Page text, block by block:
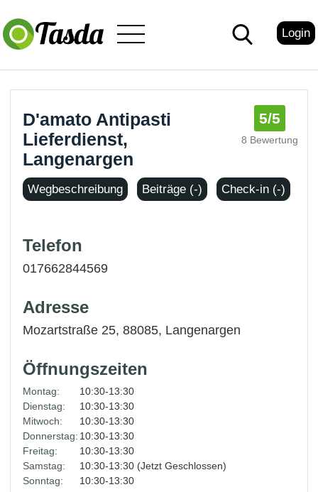
Login
D'amato Antipasti
Lieferdienst,
Langenargen
5/5
8 Bewertung
Wegbeschreibung Beiträge (-) Check-in (-)
Telefon
017662844569
Adresse
Mozartstraße 25, 88085, Langenargen
Öffnungszeiten
Montag:
10:30-13:30
Dienstag:
10:30-13:30
Mitwoch:
10:30-13:30
Donnerstag: 10:30-13:30
Freitag:
10:30-13:30
Samstag:
10:30-13:30 (Jetzt Geschlossen)
Sonntag:
10:30-13:30